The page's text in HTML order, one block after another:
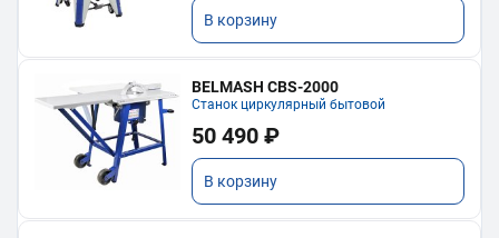
В корзину
BELMASH CBS-2000
Станок циркулярный бытовой
50 490 ₽
В корзину